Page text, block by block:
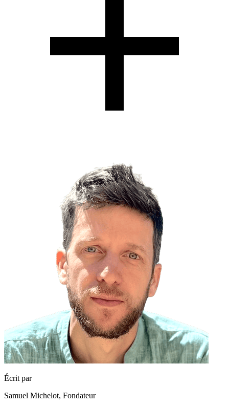
Écrit par
Samuel Michelot, Fondateur